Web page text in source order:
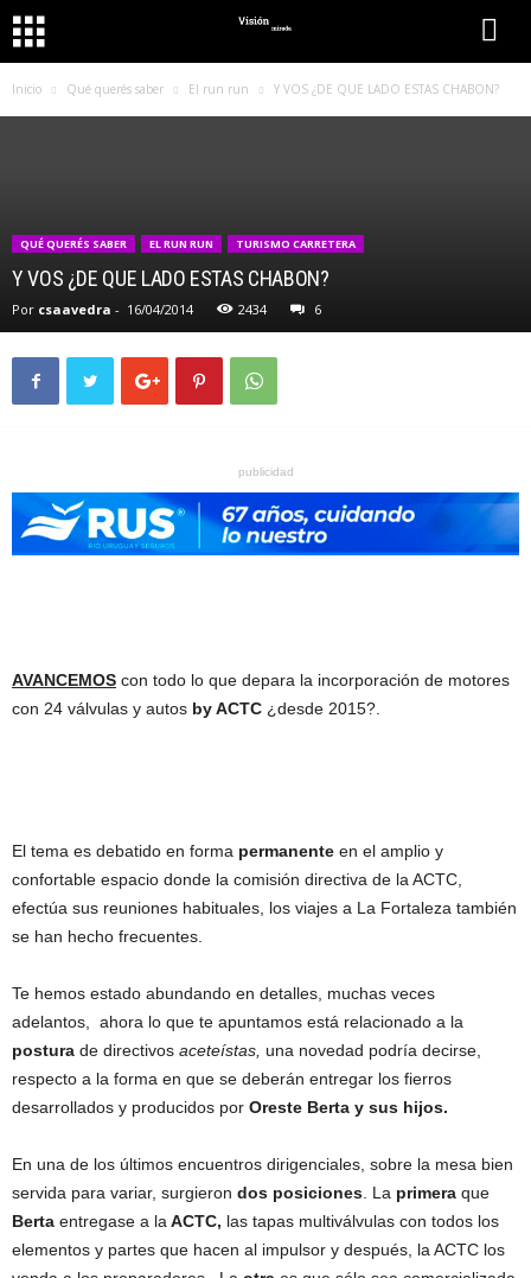
Inicio Qué querés saber El run run Y VOS ¿DE QUE LADO ESTAS CHABON?
QUÉ QUERÉS SABER EL RUN RUN TURISMO CARRETERA
Y VOS ¿DE QUE LADO ESTAS CHABON?
Por csaavedra - 16/04/2014 2434 6
publicidad
AVANCEMOS con todo lo que depara la incorporación de motores
con 24 válvulas y autos by ACTC ¿desde 2015?.
El tema es debatido en forma permanente en el amplio y
confortable espacio donde la comisión directiva de la ACTC,
efectúa sus reuniones habituales, los viajes a La Fortaleza también
se han hecho frecuentes.
Te hemos estado abundando en detalles, muchas veces
adelantos, ahora lo que te apuntamos está relacionado a la
postura de directivos aceteístas, una novedad podría decirse,
respecto a la forma en que se deberán entregar los fierros
desarrollados y producidos por Oreste Berta y sus hijos.
En una de los últimos encuentros dirigenciales, sobre la mesa bien
servida para variar, surgieron dos posiciones . La primera que
Berta entregase a la ACTC, las tapas multiválvulas con todos los
elementos y partes que hacen al impulsor y después, la ACTC los